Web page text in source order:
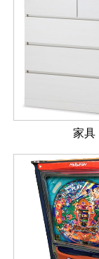
家具